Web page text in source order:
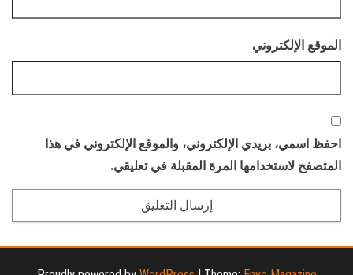
الموقع الإلكتروني
احفظ اسمي، بريدي الإلكتروني، والموقع الإلكتروني في هذا
المتصفح لاستخدامها المرة المقبلة في تعليقي.